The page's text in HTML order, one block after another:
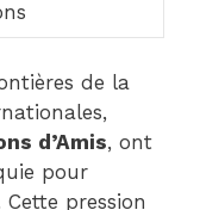
de la
d’Amis, ont
pour
pression